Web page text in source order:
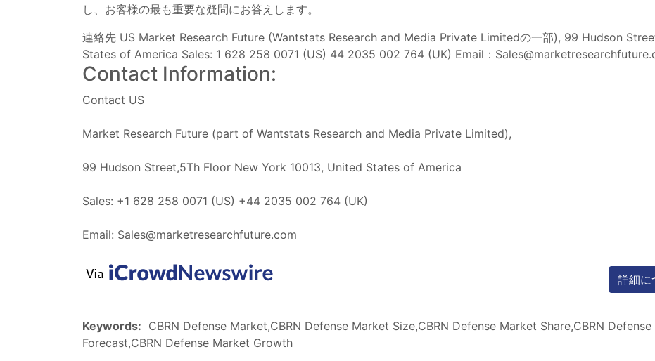
し、お客様の最も重要な疑問にお答えします。
連絡先 US Market Research Future (Wantstats Research and Media Private Limitedの一部), 99 Hudson
States of America Sales: 1 628 258 0071 (US) 44 2035 002 764 (UK) Email：
Contact Information:
Contact US
Market Research Future (part of Wantstats Research and Media Private Limited),
99 Hudson Street,5Th Floor New York 10013, United States of America
Sales: +1 628 258 0071 (US) +44 2035 002 764 (UK)
Email: Sales@marketresearchfuture.com
詳細に
Keywords: CBRN Defense Market,CBRN Defense Market Size,CBRN Defense Market Share,CBRN
Forecast,CBRN Defense Market Growth